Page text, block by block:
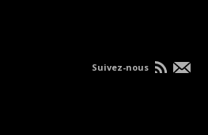
Suivez-nous